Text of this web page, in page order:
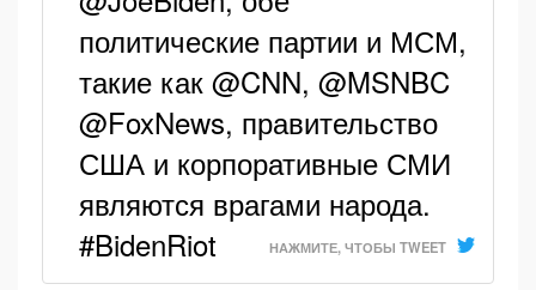
политические партии и МСМ,
такие как @CNN, @MSNBC
@FoxNews, правительство
США и корпоративные СМИ
являются врагами народа.
#BidenRiot
НАЖМИТЕ, ЧТОБЫ TWEET